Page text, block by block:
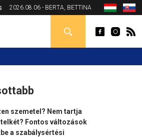
2026.08.06 - BERTA, BETTINA
szemetel? Nem tartja
telkét? Fontos változások
a szabálysértési